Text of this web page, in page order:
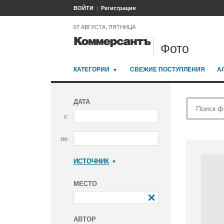
ВОЙТИ Регистрация
07 АВГУСТА, ПЯТНИЦА
Фото
КАТЕГОРИИ СВЕЖИЕ ПОСТУПЛЕНИЯ
ДАТА
с
по
ИСТОЧНИК
МЕСТО
АВТОР